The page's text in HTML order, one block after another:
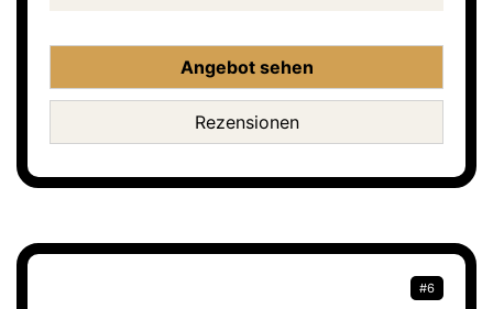
Angebot sehen
Rezensionen
#6